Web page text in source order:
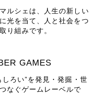
ルシェは、人生の新しい
光を当て、人と社会をつ
り組みです。
GAMES
しろい”を発見・発掘・世
なぐゲームレーベルで